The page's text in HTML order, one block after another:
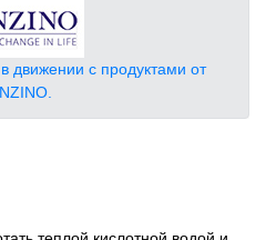
движении с продуктами от